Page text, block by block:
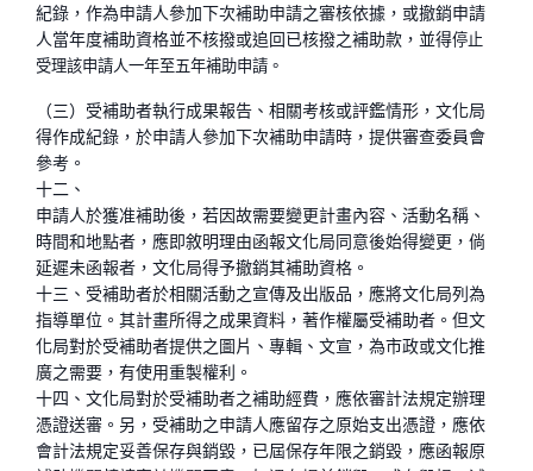
紀錄，作為申請人參加下次補助申請之審核依據，或撤銷申請
人當年度補助資格並不核撥或追回已核撥之補助款，並得停止
受理該申請人一年至五年補助申請。
（三）受補助者執行成果報告、相關考核或評鑑情形，文化局
得作成紀錄，於申請人參加下次補助申請時，提供審查委員會
參考。
十二、
申請人於獲准補助後，若因故需要變更計畫內容、活動名稱、
時間和地點者，應即敘明理由函報文化局同意後始得變更，倘
延遲未函報者，文化局得予撤銷其補助資格。
十三、受補助者於相關活動之宣傳及出版品，應將文化局列為
指導單位。其計畫所得之成果資料，著作權屬受補助者。但文
化局對於受補助者提供之圖片、專輯、文宣，為市政或文化推
廣之需要，有使用重製權利。
十四、文化局對於受補助者之補助經費，應依審計法規定辦理
憑證送審。另，受補助之申請人應留存之原始支出憑證，應依
會計法規定妥善保存與銷毀，已屆保存年限之銷毀，應函報原